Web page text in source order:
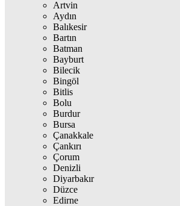
Artvin
Aydın
Balıkesir
Bartın
Batman
Bayburt
Bilecik
Bingöl
Bitlis
Bolu
Burdur
Bursa
Çanakkale
Çankırı
Çorum
Denizli
Diyarbakır
Düzce
Edirne